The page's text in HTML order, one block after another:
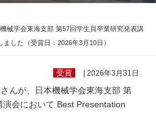
械学会東海支部 第57回学生員卒業研究発表講
した（受賞日：2026年3月10日）
受賞 | 2026年3月31日
んが、日本機械学会東海支部 第
会において Best Presentation